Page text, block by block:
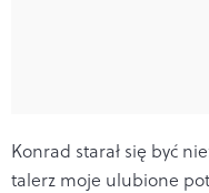
Konrad starał się być
talerz moje ulubione